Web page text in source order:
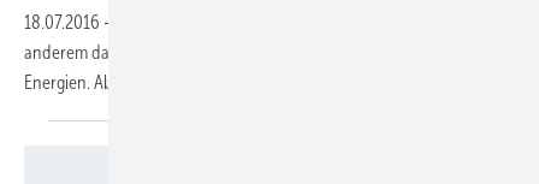
18.07.2016 -
anderem das sorgt für niedrigere Investitionssummen in erneuerbare
Energien. Aber auch der Zubau ist langsamer